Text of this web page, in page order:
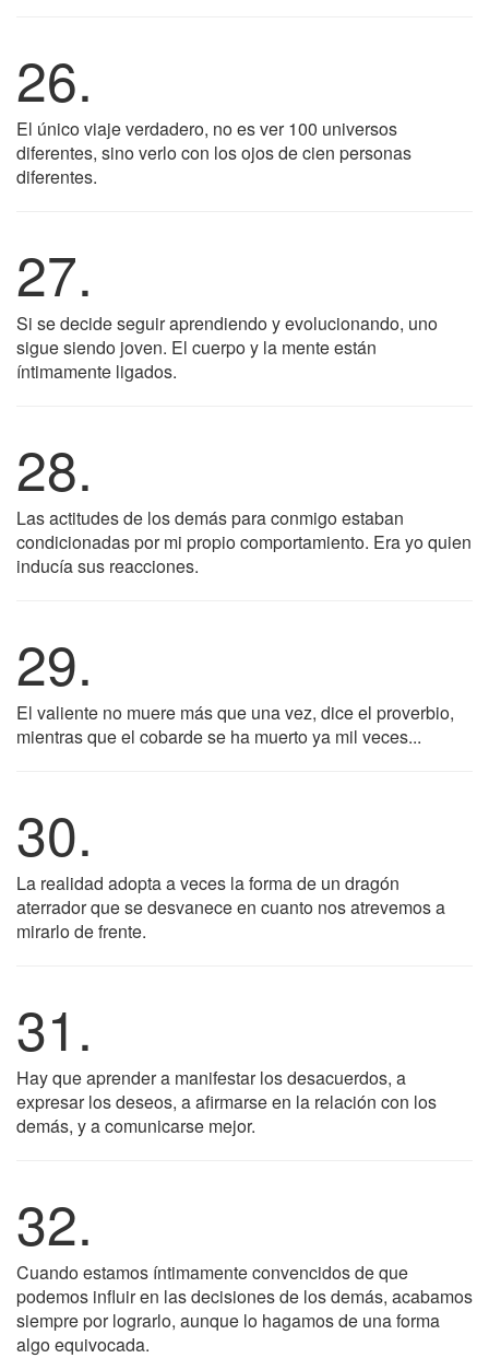
26.
El único viaje verdadero, no es ver 100 universos
diferentes, sino verlo con los ojos de cien personas
diferentes.
27.
Si se decide seguir aprendiendo y evolucionando, uno
sigue siendo joven. El cuerpo y la mente están
íntimamente ligados.
28.
Las actitudes de los demás para conmigo estaban
condicionadas por mi propio comportamiento. Era yo quien
inducía sus reacciones.
29.
El valiente no muere más que una vez, dice el proverbio,
mientras que el cobarde se ha muerto ya mil veces...
30.
La realidad adopta a veces la forma de un dragón
aterrador que se desvanece en cuanto nos atrevemos a
mirarlo de frente.
31.
Hay que aprender a manifestar los desacuerdos, a
expresar los deseos, a afirmarse en la relación con los
demás, y a comunicarse mejor.
32.
Cuando estamos íntimamente convencidos de que
podemos influir en las decisiones de los demás, acabamos
siempre por lograrlo, aunque lo hagamos de una forma
algo equivocada.